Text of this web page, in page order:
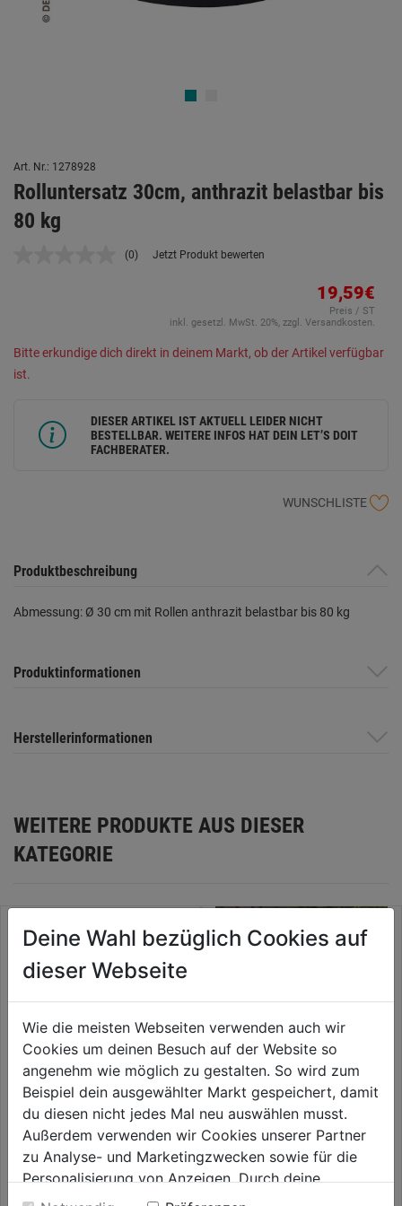
Art. Nr.: 1278928
Rolluntersatz 30cm, anthrazit belastbar bis
80 kg
Kein
derselben
(0) Jetzt Produkt bewerten
19,59€
Preis / ST
inkl. gesetzl. MwSt. 20%, zzgl. Versandkosten.
Bitte erkundige dich direkt in deinem Markt, ob der Artikel verfügbar
ist.
DIESER ARTIKEL IST AKTUELL LEIDER NICHT
BESTELLBAR. WEITERE INFOS HAT DEIN LET’S DOIT
FACHBERATER.
WUNSCHLISTE
Produktbeschreibung
Abmessung: Ø 30 cm mit Rollen anthrazit belastbar bis 80 kg
Produktinformationen
Herstellerinformationen
WEITERE PRODUKTE AUS DIESER
KATEGORIE
Holz-Rankhilfe Leiter
60x120cm
0.0
0.0
Garten Pop-up bag Motiv 180l
(0)
0.0
Deine Wahl bezüglich Cookies auf
dieser Webseite
Wie die meisten Webseiten verwenden auch wir
Cookies um deinen Besuch auf der Website so
angenehm wie möglich zu gestalten. So wird zum
Beispiel dein ausgewählter Markt gespeichert, damit
du diesen nicht jedes Mal neu auswählen musst.
Außerdem verwenden wir Cookies unserer Partner
zu Analyse- und Marketingzwecken sowie für die
Personalisierung von Anzeigen. Durch deine
Einwilligung werden die Daten von Drittanbieter,